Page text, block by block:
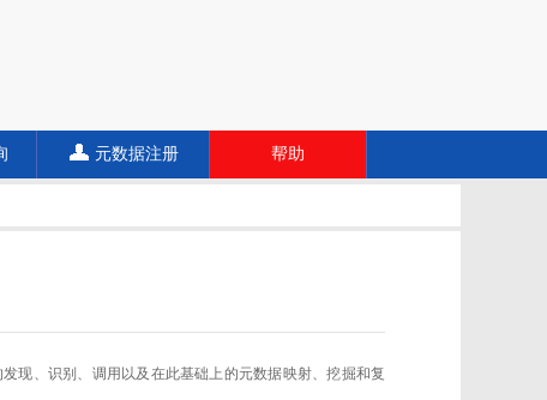
元数据注册 帮助
现、识别、调用以及在此基础上的元数据映射、挖掘和复